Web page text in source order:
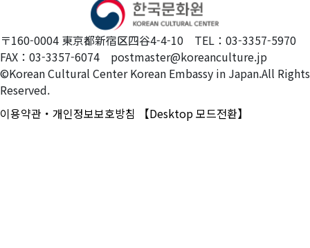
〒160-0004 東京都新宿区四谷4-4-10 TEL：03-3357-5970
FAX：03-3357-6074 postmaster@koreanculture.jp
©Korean Cultural Center Korean Embassy in Japan.All Rights
Reserved.
이용약관・개인정보보호방침
【Desktop 모드전환】